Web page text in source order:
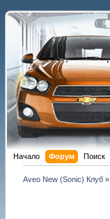
Начало Форум Поиск
Aveo New (Sonic) Клуб»